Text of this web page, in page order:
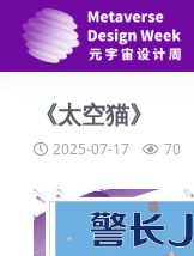
《太空猫》
2025-07-17 70